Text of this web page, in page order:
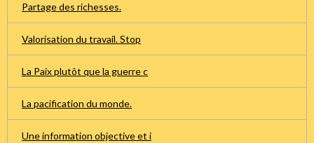
Partage des richesses.
Valorisation du travail. Stop
La Paix plutôt que la guerre c
La pacification du monde.
Une information objective et i